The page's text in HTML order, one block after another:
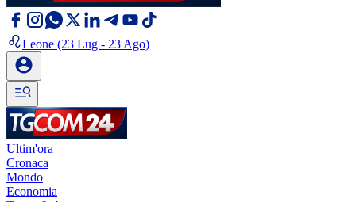
Leone (23 Lug - 23 Ago)
Ultim'ora
Cronaca
Mondo
Economia